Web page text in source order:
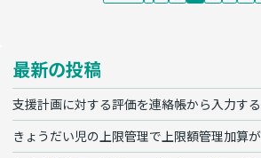
最新の投稿
支援計画に対する評価を連絡帳から入力する
きょうだい児の上限管理で上限額管理加算